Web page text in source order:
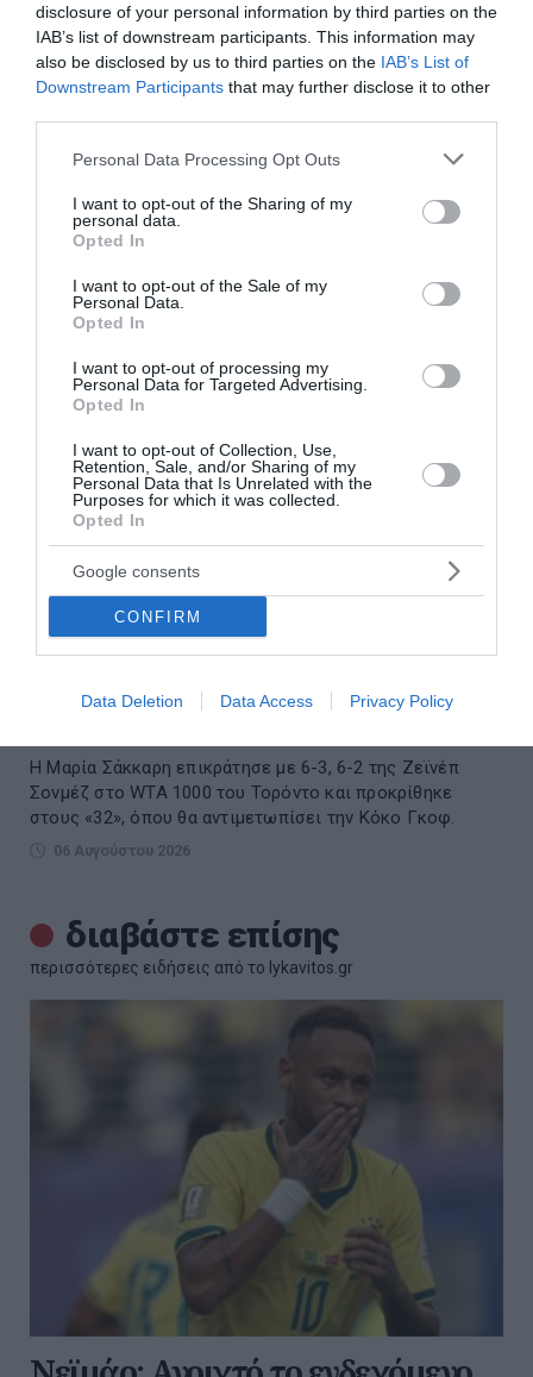
disclosure of your personal information by third parties on the
IAB’s list of downstream participants. This information may
also be disclosed by us to third parties on the IAB’s List of
Downstream Participants that may further disclose it to other
Please note that this website/app uses one or more Google
not limited to your visit or usage behaviour. You may click to
grant or deny consent to Google and its third-party tags to
use your data for below specified purposes in below Google
consent section.
Personal Data Processing Opt Outs
I want to opt-out of the Sharing of my
personal data.
Opted In
I want to opt-out of the Sale of my
Personal Data.
Opted In
I want to opt-out of processing my
Personal Data for Targeted Advertising.
Opted In
I want to opt-out of Collection, Use,
Retention, Sale, and/or Sharing of my
Personal Data that Is Unrelated with the
Purposes for which it was collected.
Opted In
Google consents
CONFIRM
Data Deletion Data Access Privacy Policy
Επίσημο: Ο Μίλαν Βιτάλις στην ΑΕΚ με
συμβόλαιο έως το 2030
Η ΑΕΚ ολοκλήρωσε και επίσημα μία ακόμα μετεγγραφική
του Μίλαν Βιτάλις. Ο 24χρονος διεθνής Ούγγρος μέσος
υπέγραψε συμβόλαιο συν...
Εντυπωσιακή πρεμιέρα για τη Μαρία Σάκκαρη
Η Μαρία Σάκκαρη επικράτησε με 6-3, 6-2 της Ζεϊνέπ
Σονμέζ στο WTA 1000 του Τορόντο και προκρίθηκε
στους «32», όπου θα αντιμετωπίσει την Κόκο Γκοφ.
06 Αυγούστου 2026
διαβάστε επίσης
περισσότερες ειδήσεις από το lykavitos.gr